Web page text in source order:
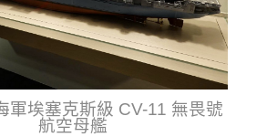
軍埃塞克斯級 CV-11 無畏號
航空母艦